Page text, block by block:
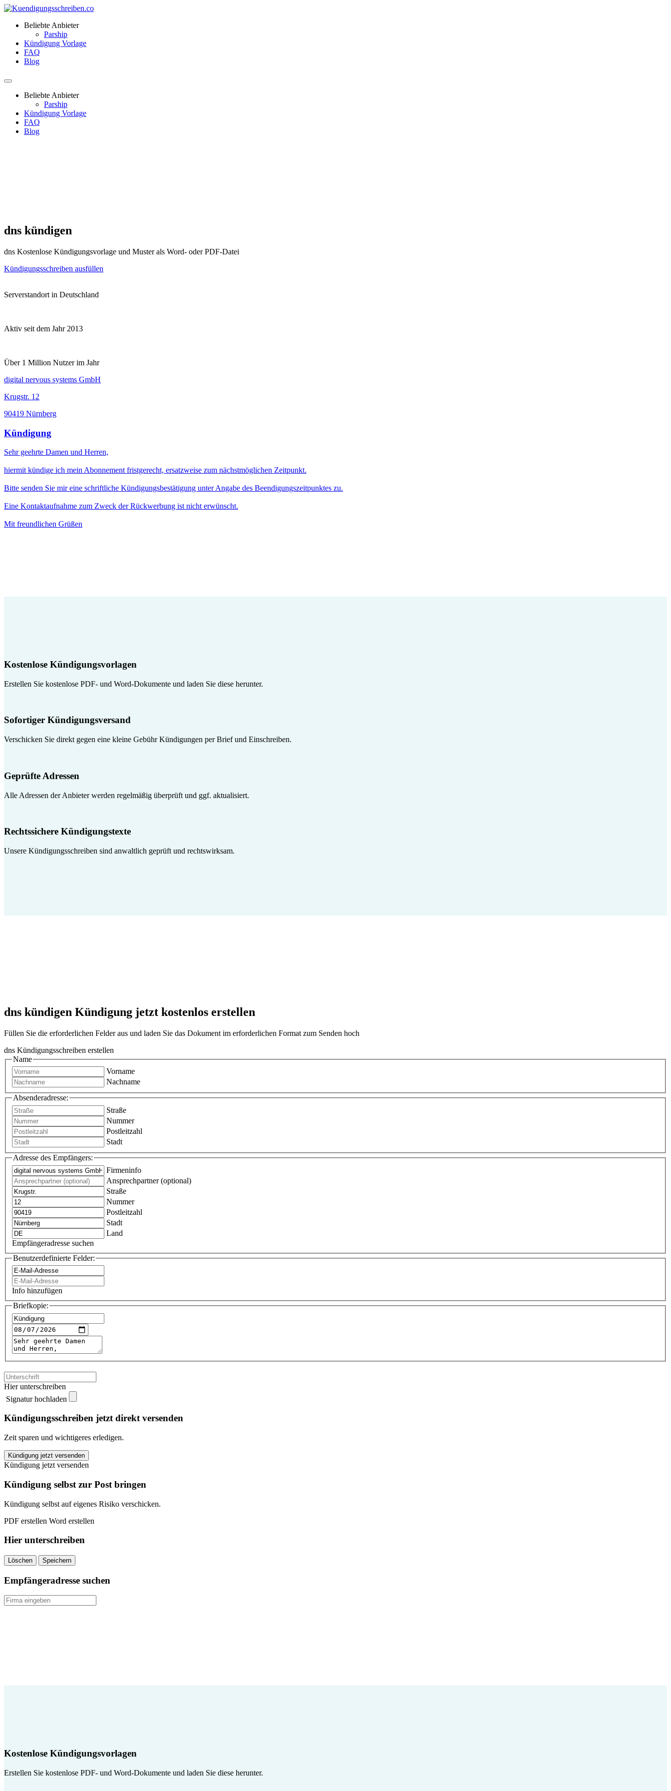
Beliebte Anbieter
Parship
Kündigung Vorlage
FAQ
Blog
Beliebte Anbieter
Parship
Kündigung Vorlage
FAQ
Blog
dns kündigen
dns Kostenlose Kündigungsvorlage und Muster als Word- oder PDF-Datei
Kündigungsschreiben ausfüllen
Serverstandort in Deutschland
Aktiv seit dem Jahr 2013
Über 1 Million Nutzer im Jahr
digital nervous systems GmbH
Krugstr. 12
90419 Nürnberg
Kündigung
Sehr geehrte Damen und Herren,
hiermit kündige ich mein Abonnement fristgerecht, ersatzweise zum nächstmöglichen Zeitpunkt.
Bitte senden Sie mir eine schriftliche Kündigungsbestätigung unter Angabe des Beendigungszeitpunktes zu.
Eine Kontaktaufnahme zum Zweck der Rückwerbung ist nicht erwünscht.
Mit freundlichen Grüßen
Kostenlose Kündigungsvorlagen
Erstellen Sie kostenlose PDF- und Word-Dokumente und laden Sie diese herunter.
Sofortiger Kündigungsversand
Verschicken Sie direkt gegen eine kleine Gebühr Kündigungen per Brief und Einschreiben.
Geprüfte Adressen
Alle Adressen der Anbieter werden regelmäßig überprüft und ggf. aktualisiert.
Rechtssichere Kündigungstexte
Unsere Kündigungsschreiben sind anwaltlich geprüft und rechtswirksam.
dns kündigen Kündigung jetzt kostenlos erstellen
Füllen Sie die erforderlichen Felder aus und laden Sie das Dokument im erforderlichen Format zum Senden hoch
dns Kündigungsschreiben erstellen
Name
Vorname
Nachname
Absenderadresse:
Straße
Nummer
Postleitzahl
Stadt
Adresse des Empfängers:
Firmeninfo
Ansprechpartner (optional)
Straße
Nummer
Postleitzahl
Stadt
Land
Empfängeradresse suchen
Benutzerdefinierte Felder:
Info hinzufügen
Briefkopie:
Hier unterschreiben
Signatur hochladen
Kündigungsschreiben jetzt direkt versenden
Zeit sparen und wichtigeres erledigen.
dns
kündigen
quantity
Kündigung jetzt versenden
Kündigung jetzt versenden
Kündigung selbst zur Post bringen
Kündigung selbst auf eigenes Risiko verschicken.
PDF erstellen Word erstellen
Hier unterschreiben
Löschen Speichern
Empfängeradresse suchen
Kostenlose Kündigungsvorlagen
Erstellen Sie kostenlose PDF- und Word-Dokumente und laden Sie diese herunter.